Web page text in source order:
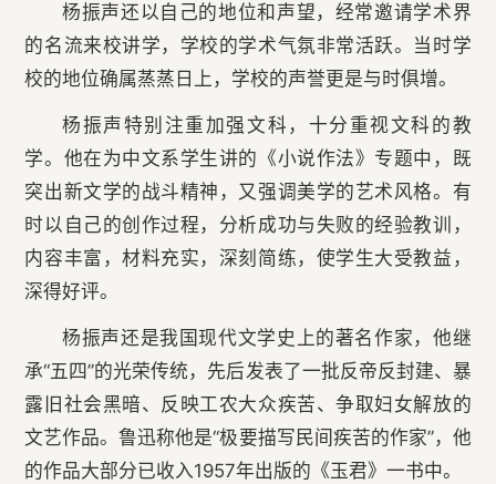
杨振声还以自己的地位和声望，经常邀请学术界
的名流来校讲学，学校的学术气氛非常活跃。当时学
校的地位确属蒸蒸日上，学校的声誉更是与时俱增。
杨振声特别注重加强文科，十分重视文科的教
学。他在为中文系学生讲的《小说作法》专题中，既
突出新文学的战斗精神，又强调美学的艺术风格。有
时以自己的创作过程，分析成功与失败的经验教训，
内容丰富，材料充实，深刻简练，使学生大受教益，
深得好评。
杨振声还是我国现代文学史上的著名作家，他继
承“五四”的光荣传统，先后发表了一批反帝反封建、暴
露旧社会黑暗、反映工农大众疾苦、争取妇女解放的
文艺作品。鲁迅称他是“极要描写民间疾苦的作家”，他
的作品大部分已收入1957年出版的《玉君》一书中。